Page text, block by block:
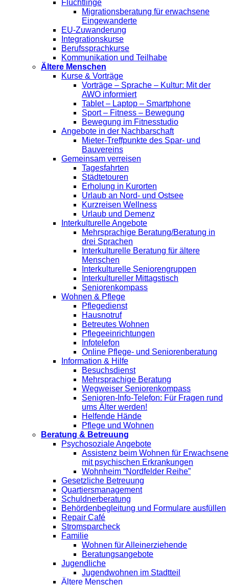
Flüchtlinge
Migrationsberatung für erwachsene
Eingewanderte
EU-Zuwanderung
Integrationskurse
Berufssprachkurse
Kommunikation und Teilhabe
Ältere Menschen
Kurse & Vorträge
Vorträge – Sprache – Kultur: Mit der
AWO informiert
Tablet – Laptop – Smartphone
Sport – Fitness – Bewegung
Bewegung im Fitnesstudio
Angebote in der Nachbarschaft
Mieter-Treffpunkte des Spar- und
Bauvereins
Gemeinsam verreisen
Tagesfahrten
Städtetouren
Erholung in Kurorten
Urlaub an Nord- und Ostsee
Kurzreisen Wellness
Urlaub und Demenz
Interkulturelle Angebote
Mehrsprachige Beratung/Beratung in
drei Sprachen
Interkulturelle Beratung für ältere
Menschen
Interkulturelle Seniorengruppen
Interkultureller Mittagstisch
Seniorenkompass
Wohnen & Pflege
Pflegedienst
Hausnotruf
Betreutes Wohnen
Pflegeeinrichtungen
Infotelefon
Online Pflege- und Seniorenberatung
Information & Hilfe
Besuchsdienst
Mehrsprachige Beratung
Wegweiser Seniorenkompass
Senioren-Info-Telefon: Für Fragen rund
ums Älter werden!
Helfende Hände
Pflege und Wohnen
Beratung & Betreuung
Psychosoziale Angebote
Assistenz beim Wohnen für Erwachsene
mit psychischen Erkrankungen
Wohnheim “Nordfelder Reihe”
Gesetzliche Betreuung
Quartiersmanagement
Schuldnerberatung
Behördenbegleitung und Formulare ausfüllen
Repair Café
Stromsparcheck
Familie
Wohnen für Alleinerziehende
Beratungsangebote
Jugendliche
Jugendwohnen im Stadtteil
Ältere Menschen